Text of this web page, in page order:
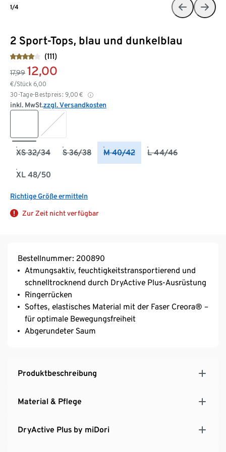
2 Sport-Tops, blau und dunkelblau
(111)
17,99 12,00
€/Stück 6,00
30-Tage-Bestpreis: 9,00 €
inkl. MwSt.zzgl. Versandkosten
XS 32/34 S 36/38 M 40/42 L 44/46
XL 48/50
Richtige Größe ermitteln
Zur Zeit nicht verfügbar
1/4
Bestellnummer: 200890
Atmungsaktiv, feuchtigkeitstransportierend und
schnelltrocknend durch DryActive Plus-Ausrüstung
Ringerrücken
Softes, elastisches Material mit der Faser Creora® –
für optimale Bewegungsfreiheit
Abgerundeter Saum
Produktbeschreibung
Material & Pflege
DryActive Plus by miDori